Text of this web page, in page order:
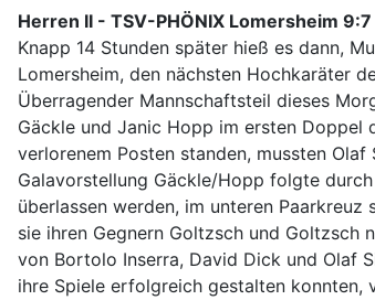
Herren II - TSV-PHÖNIX Lomersheim 9:7
Knapp 14 Stunden später hieß es dann,
Lomersheim, den nächsten Hochkaräter
Überragender Mannschaftsteil dieses
Gäckle und Janic Hopp im ersten Doppel
verlorenem Posten standen, mussten
Galavorstellung Gäckle/Hopp folgte
überlassen werden, im unteren
sie ihren Gegnern Goltzsch und Goltzsch
von Bortolo Inserra, David Dick und Olaf
ihre Spiele erfolgreich gestalten konnten,